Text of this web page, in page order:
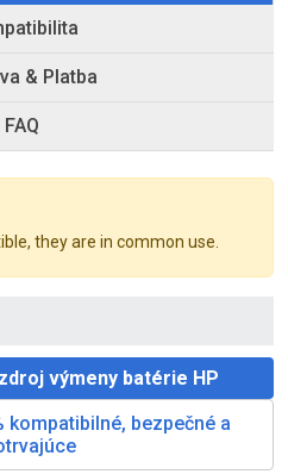
& Platba
FAQ
they are in common use.
výmeny batérie HP
kompatibilné, bezpečné a